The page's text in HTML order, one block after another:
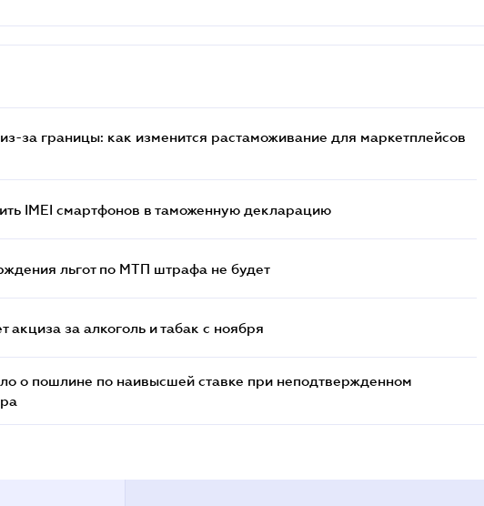
за границы: как изменится растаможивание для маркетплейсов
IMEI смартфонов в таможенную декларацию
льгот по МТП штрафа не будет
акциза за алкоголь и табак с ноября
о пошлине по наивысшей ставке при неподтвержденном